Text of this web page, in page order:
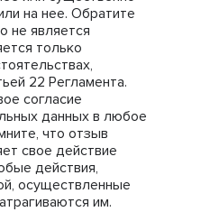
на нее. Обратите
не является
только
22 Регламента.
согласие
данных в любое
что отзыв
свое действие
действия,
осуществленные
им.